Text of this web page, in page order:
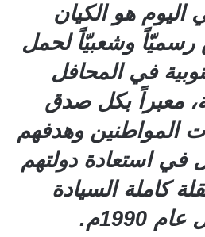
اليوم هو الكيان
رسميّاً وشعبيّاً لحمل
في المحافل
معبراً بكل صدق
المواطنين وهدفهم
في استعادة دولتهم
كاملة السيادة